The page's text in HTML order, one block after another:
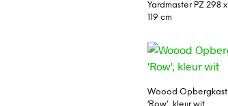
Yardmaster PZ 298 x
119 cm
Woood Opbergkast